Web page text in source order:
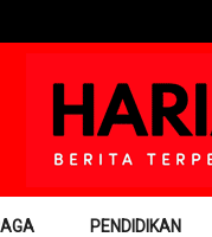
PENDIDIKAN